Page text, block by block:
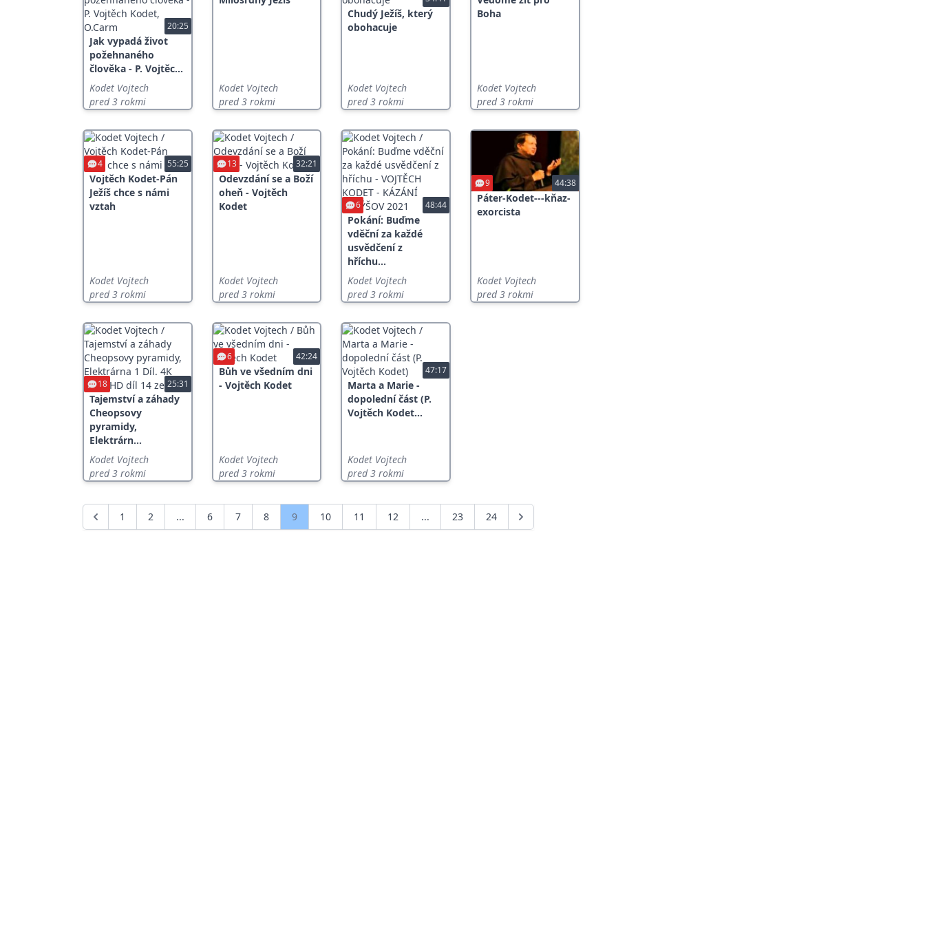
20:25
Jak vypadá život
požehnaného
člověka - P. Vojtěc...
Kodet Vojtech
pred 3 rokmi
Kodet Vojtech
pred 3 rokmi
Chudý Ježíš, který
obohacuje
Kodet Vojtech
pred 3 rokmi
Boha
Kodet Vojtech
pred 3 rokmi
55:25
4
Vojtěch Kodet-Pán
Ježíš chce s námi
vztah
Kodet Vojtech
pred 3 rokmi
32:21
13
Odevzdání se a Boží
oheň - Vojtěch
Kodet
Kodet Vojtech
pred 3 rokmi
48:44
6
Pokání: Buďme
vděční za každé
usvědčení z
hříchu...
Kodet Vojtech
pred 3 rokmi
44:38
9
Páter-Kodet---kňaz-
exorcista
Kodet Vojtech
pred 3 rokmi
25:31
18
Tajemství a záhady
Cheopsovy
pyramidy,
Elektrárn...
Kodet Vojtech
pred 3 rokmi
42:24
6
Bůh ve všedním dni
- Vojtěch Kodet
Kodet Vojtech
pred 3 rokmi
47:17
Marta a Marie -
dopolední část (P.
Vojtěch Kodet...
Kodet Vojtech
pred 3 rokmi
1 2 ... 6 7 8 9 10 11 12 ... 23 24